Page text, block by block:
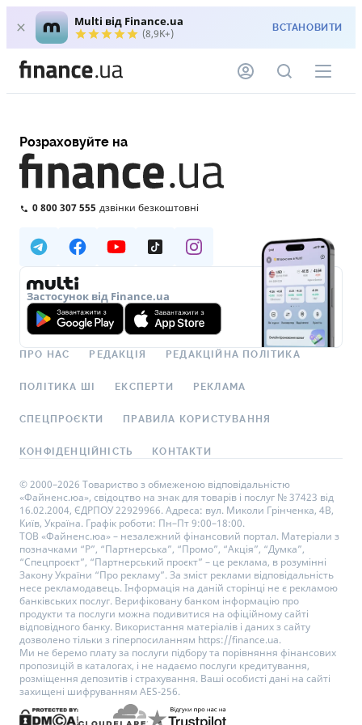
Multi від Finance.ua
(8,9K+) ВСТАНОВИТИ
Розраховуйте на
0 800 307 555 дзвінки безкоштовні
Застосунок від Finance.ua
ПРО НАС РЕДАКЦІЯ РЕДАКЦІЙНА ПОЛІТИКА
ПОЛІТИКА ШІ ЕКСПЕРТИ РЕКЛАМА
СПЕЦПРОЄКТИ ПРАВИЛА КОРИСТУВАННЯ
КОНФІДЕНЦІЙНІСТЬ КОНТАКТИ
© 2000–2026 Товариство з обмеженою відповідальністю
«Файненс.юа», свідоцтво на знак для товарів і послуг № 37423 від
16.02.2004, ЄДРПОУ 22929966. Адреса: вул. Миколи Грінченка, 4В,
Київ, Україна. Графік роботи: Пн–Пт 9:00–18:00.
ТОВ «Файненс.юа» – незалежний фінансовий портал. Матеріали з
позначками “Р”, “Партнерська”, “Промо”, “Акція”, “Думка”,
“Спецпроєкт”, “Партнерський проєкт” – це реклама, в розумінні
Закону України “Про рекламу”. За зміст реклами відповідальність
несе рекламодавець. Інформація на даній сторінці не є рекламою
банківських послуг. Верифіковану банком інформацію про
продукти та послуги можна подивитися на офіційному сайті
відповідного банку. Використання матеріалів і даних з сайту
дозволено тільки з гіперпосиланням https://finance.ua.
Ми не беремо плату за послуги підбору та порівняння фінансових
пропозицій в каталогах, і не надаємо послуги кредитування,
розміщення депозитів і страхування. Ваші особисті дані на сайті
захищені шифруванням AES-256.